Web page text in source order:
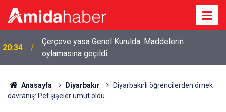
20:10 Halfeti Belediyesi soruşturmasında 14 tahliye
Anasayfa Diyarbakır
Diyarbakırlı öğrencilerden örnek
davranış: Pet şişeler umut oldu